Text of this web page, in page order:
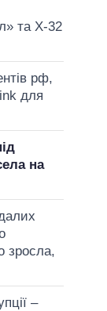
та Х-32
рф,
для
на
зросла,
–